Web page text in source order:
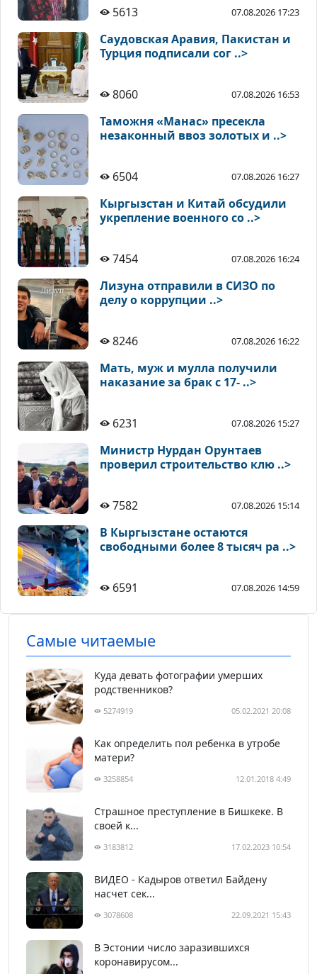
5613 07.08.2026 17:23
Саудовская Аравия, Пакистан и
Турция подписали сог ..>
8060 07.08.2026 16:53
Таможня «Манас» пресекла
незаконный ввоз золотых и ..>
6504 07.08.2026 16:27
Кыргызстан и Китай обсудили
укрепление военного со ..>
7454 07.08.2026 16:24
Лизуна отправили в СИЗО по
делу о коррупции ..>
8246 07.08.2026 16:22
Мать, муж и мулла получили
наказание за брак с 17- ..>
6231 07.08.2026 15:27
Министр Нурдан Орунтаев
проверил строительство клю ..>
7582 07.08.2026 15:14
В Кыргызстане остаются
свободными более 8 тысяч ра ..>
6591 07.08.2026 14:59
Самые читаемые
Куда девать фотографии умерших
родственников?
5274919 05.02.2021 20:08
Как определить пол ребенка в утробе
матери?
3258854 12.01.2018 4:49
Страшное преступление в Бишкеке. В
своей к...
3183812 17.02.2023 10:54
ВИДЕО - Кадыров ответил Байдену
насчет сек...
3078608 22.09.2021 15:43
В Эстонии число заразившихся
коронавирусом...